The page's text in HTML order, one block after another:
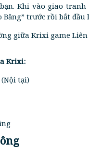
Khi vào giao tranh
Băng” trước rồi bắt đầu
Krixi:
tại)